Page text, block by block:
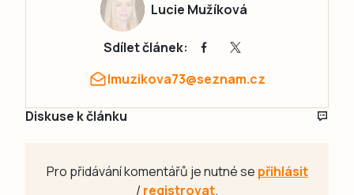
Lucie Mužíková
Sdílet článek:
lmuzikova73@seznam.cz
Diskuse k článku
Pro přidávání komentářů je nutné se přihlásit
/registrovat.